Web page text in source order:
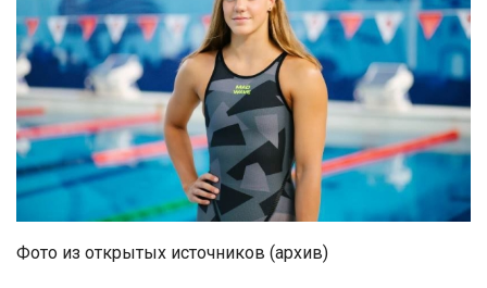
Фото из открытых источников (архив)